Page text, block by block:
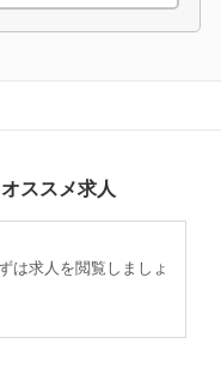
ススメ求人
は求人を閲覧しましょ